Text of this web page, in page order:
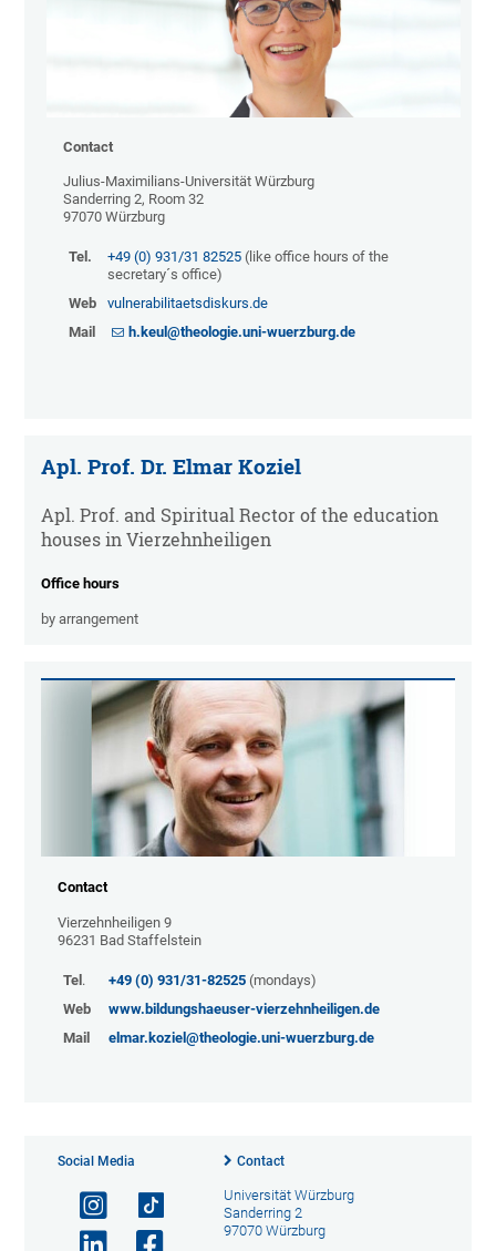
Contact
Julius-Maximilians-Universität Würzburg
Sanderring 2, Room 32
97070 Würzburg
Tel. +49 (0) 931/31 82525 (like office hours of the
secretary´s office)
Web
vulnerabilitaetsdiskurs.de
Mail
h.keul@theologie.uni-wuerzburg.de
Apl. Prof. Dr. Elmar Koziel
Apl. Prof. and Spiritual Rector of the education
houses in Vierzehnheiligen
Office hours
by arrangement
Contact
Vierzehnheiligen 9
96231 Bad Staffelstein
Tel. +49 (0) 931/31-82525 (mondays)
Web
www.bildungshaeuser-vierzehnheiligen.de
Mail
elmar.koziel@theologie.uni-wuerzburg.de
Social Media Contact
Universität Würzburg
Sanderring 2
97070 Würzburg